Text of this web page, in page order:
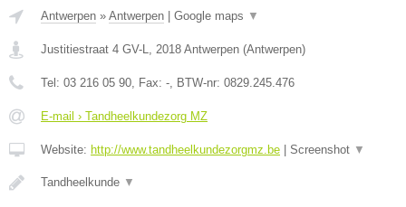
Antwerpen » Antwerpen Google maps ▼
Justitiestraat 4 GV-L 2018 Antwerpen (Antwerpen)
Tel: 03 216 05 90 , Fax: - , BTW-nr: 0829.245.476
E-mail › Tandheelkundezorg MZ
Website: http://www.tandheelkundezorgmz.be Screenshot ▼
Tandheelkunde ▼